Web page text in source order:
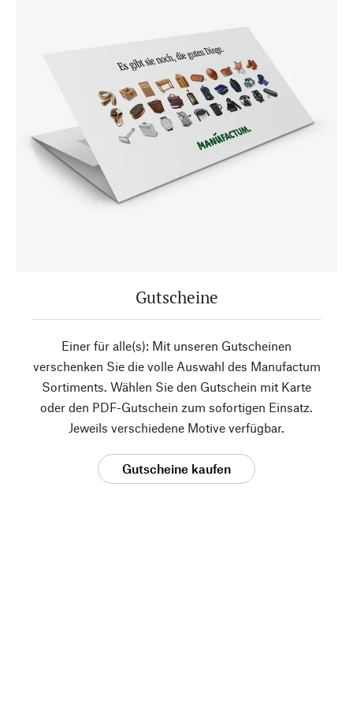
Gutscheine
Einer für alle(s): Mit unseren Gutscheinen
verschenken Sie die volle Auswahl des Manufactum
Sortiments. Wählen Sie den Gutschein mit Karte
oder den PDF-Gutschein zum sofortigen Einsatz.
Jeweils verschiedene Motive verfügbar.
Gutscheine kaufen